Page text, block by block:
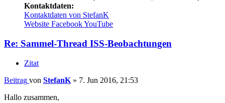
Kontaktdaten:
Kontaktdaten von StefanK
Website FacebookYouTube
Re: Sammel-Thread ISS-Beobachtungen
Zitat
Beitrag von StefanK » 7. Jun 2016, 21:53
Hallo zusammen,